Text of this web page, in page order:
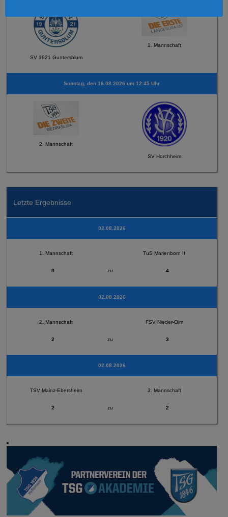
SV 1921 Guntersblum
1. Mannschaft
Sonntag, den 16.08.2026 um 12:45 Uhr
2. Mannschaft
SV Horchheim
Letzte Ergebnisse
02.08.2026
1. Mannschaft TuS Marienborn II
0 zu 4
02.08.2026
2. Mannschaft FSV Nieder-Olm
2 zu 3
02.08.2026
TSV Mainz-Ebersheim 3. Mannschaft
2 zu 2